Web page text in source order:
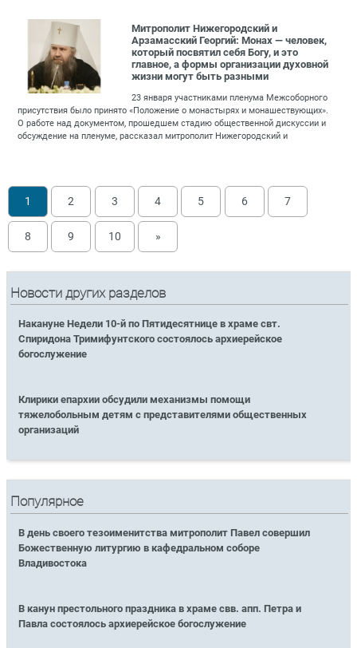
Митрополит Нижегородский и
Арзамасский Георгий: Монах — человек,
который посвятил себя Богу, и это
главное, а формы организации духовной
жизни могут быть разными
23 января участниками пленума Межсоборного
присутствия было принято «Положение о монастырях и монашествующих».
О работе над документом, прошедшем стадию общественной дискуссии и
обсуждение на пленуме, рассказал митрополит Нижегородский и
1 2 3 4 5 6 7
8 9 10 »
Новости других разделов
Накануне Недели 10-й по Пятидесятнице в храме свт.
Спиридона Тримифунтского состоялось архиерейское
богослужение
Клирики епархии обсудили механизмы помощи
тяжелобольным детям с представителями общественных
организаций
Популярное
В день своего тезоименитства митрополит Павел совершил
Божественную литургию в кафедральном соборе
Владивостока
В канун престольного праздника в храме свв. апп. Петра и
Павла состоялось архиерейское богослужение